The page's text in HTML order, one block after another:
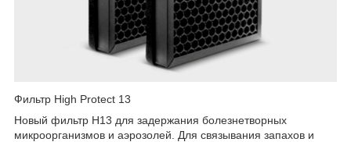
Фильтр High Protect 13
Новый фильтр H13 для задержания болезнетворных
микроорганизмов и аэрозолей. Для связывания запахов и